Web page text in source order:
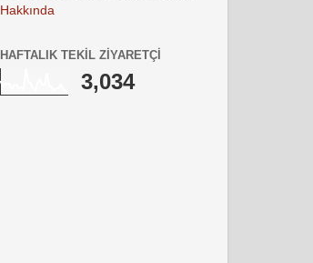
Hakkında
HAFTALIK TEKIL ZIYARETÇI
3,034